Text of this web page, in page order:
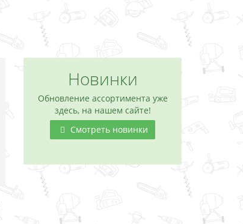
Новинки
Обновление ассортимента уже
здесь, на нашем сайте!
Смотреть новинки